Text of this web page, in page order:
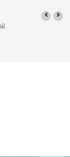
ഓഗസ്റ്റ് 9 – വിശുദ്ധ